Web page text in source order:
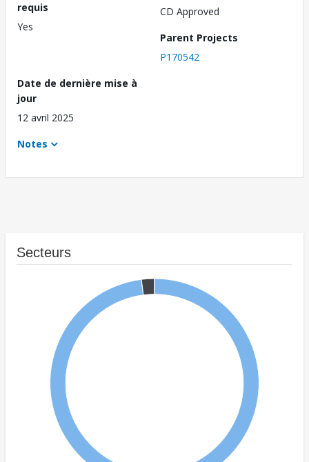
requis
Yes
CD Approved
Parent Projects
P170542
Date de dernière mise à
jour
12 avril 2025
Notes
Secteurs